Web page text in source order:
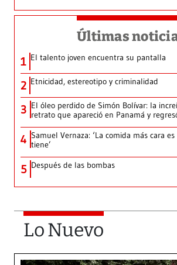
Últimas
1 El talento joven encuentra su pantalla​
2 Etnicidad, estereotipo y criminalidad
3 El óleo perdido de Simón Bolívar: la
retrato que apareció en Panamá y
4 Samuel Vernaza: ‘La comida más cara
tiene’
5 Después de las bombas
Lo Nuevo